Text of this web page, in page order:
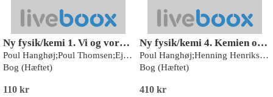
Ny fysik/kemi 1. Vi og vores omverden
Poul Hanghøj;Poul Thomsen;Ejvind Flensted-Jensen
Bog (Hæftet)
110 kr
Ny fysik/kemi 4. Kemien omkring os
Poul Hanghøj;Henning Henriksen;Poul Thomsen;Ejvind Flensted-Jensen
Bog (Hæftet)
410 kr